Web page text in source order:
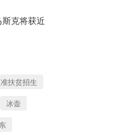
克将获近
准扶贫招生
冰壶